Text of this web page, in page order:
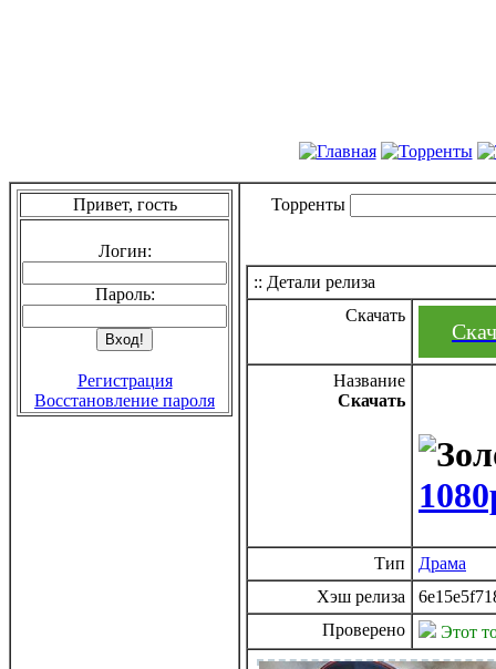
Привет, гость
Логин:
Пароль:
Регистрация
Восстановление пароля
Торренты
:: Детали релиза
Скачать
Название
Скачать
Тип
Драма
Хэш релиза
Проверено
Этот